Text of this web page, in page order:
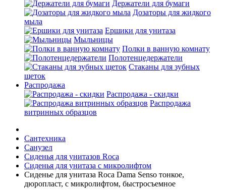
Держатели для бумаги
Дозаторы для жидкого
мыла
Ершики для унитаза
Мыльницы
Полки в ванную комнату
Полотенцедержатели
Стаканы для зубных
щеток
Распродажа
Распродажа - скидки
Распродажа
витринных образцов
Сантехника
Санузел
Сиденья для унитазов Roca
Сиденья для унитаза с микролифтом
Сиденье для унитаза Roca Dama Senso тонкое,
дюропласт, с микролифтом, быстросъемное